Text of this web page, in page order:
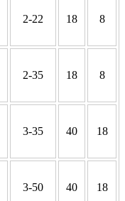
2-22 18 8
2-35 18 8
3-35 40 18
3-50 40 18